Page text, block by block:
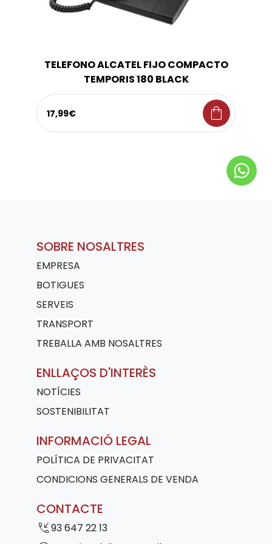
TELEFONO ALCATEL FIJO COMPACTO
TEMPORIS 180 BLACK
17,99€ shopping_bag
SOBRE NOSALTRES
EMPRESA
BOTIGUES
SERVEIS
TRANSPORT
TREBALLA AMB NOSALTRES
ENLLAÇOS D'INTERÈS
NOTÍCIES
SOSTENIBILITAT
INFORMACIÓ LEGAL
POLÍTICA DE PRIVACITAT
CONDICIONS GENERALS DE VENDA
CONTACTE
phone_callback93 647 22 13